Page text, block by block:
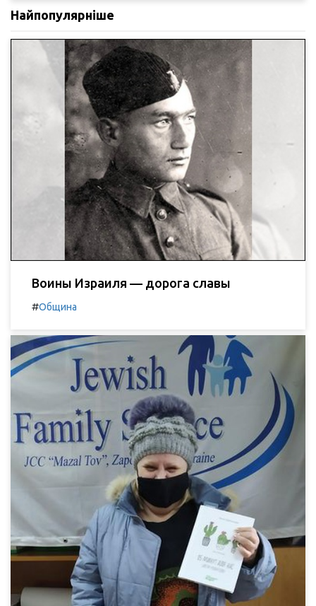
Найпопулярніше
Воины Израиля — дорога славы
#Община